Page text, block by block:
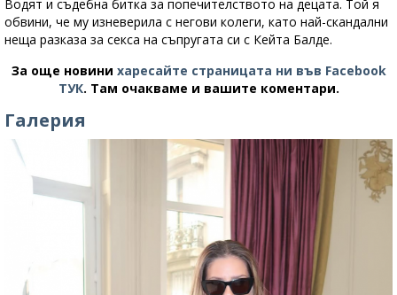
Водят и съдебна битка за попечителството на децата. Той я
обвини, че му изневерила с негови колеги, като най-скандални
неща разказа за секса на съпругата си с Кейта Балде.
За още новини харесайте страницата ни във Facebook
ТУК. Там очакваме и вашите коментари.
Галерия